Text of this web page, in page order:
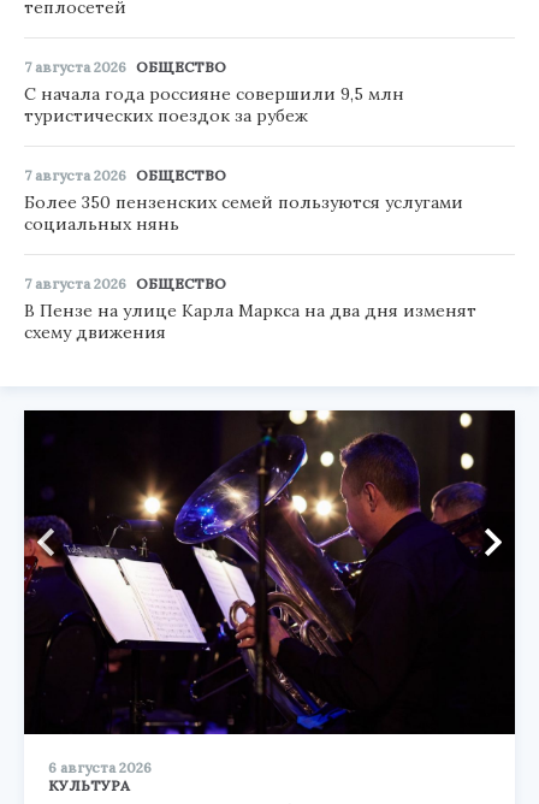
теплосетей
7 августа 2026 ОБЩЕСТВО
С начала года россияне совершили 9,5 млн
туристических поездок за рубеж
7 августа 2026 ОБЩЕСТВО
Более 350 пензенских семей пользуются услугами
социальных нянь
7 августа 2026 ОБЩЕСТВО
В Пензе на улице Карла Маркса на два дня изменят
схему движения
6 августа 2026
КУЛЬТУРА